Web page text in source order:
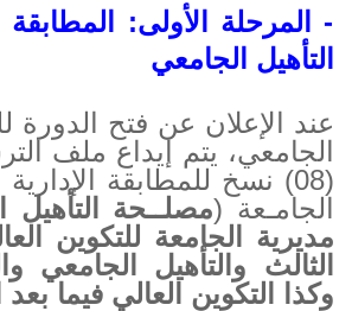
- المرحلة الأولى: المطابقة
التأهيل الجامعي
عند الإعلان عن فتح الدورة
الجامعي، يتم إيداع ملف
(08) نسخ للمطابقة
الجامـعة (مصلــحة التأهيل
مديرية الجامعة للتكوين
الثالث والتأهيل الجامعي
وكذا التكوين العالي فيما بعد